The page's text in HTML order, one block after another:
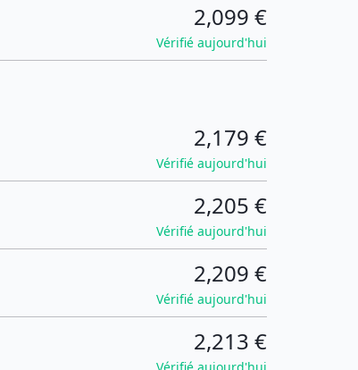
2,099 €
Vérifié aujourd'hui
2,179 €
Vérifié aujourd'hui
2,205 €
Vérifié aujourd'hui
2,209 €
Vérifié aujourd'hui
2,213 €